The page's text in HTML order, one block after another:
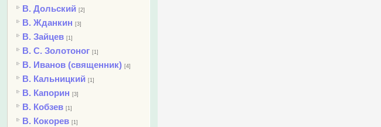
В. Дольский [2]
В. Жданкин [3]
В. Зайцев [1]
В. С. Золотоног [1]
В. Иванов (священник) [4]
В. Кальницкий [1]
В. Капорин [3]
В. Кобзев [1]
В. Кокорев [1]